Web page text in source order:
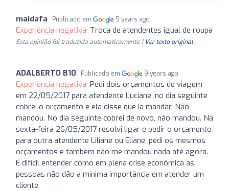
maidafa Publicado em 9 years ago
Experiência negativa: Troca de atendentes igual de roupa
Esta opinião foi traduzida automaticamente. | Ver texto original
ADALBERTO B10 Publicado em 9 years ago
Experiência negativa: Pedi dois orçamentos de viagem
em 22/05/2017 para atendente Luciane, no dia seguinte
cobrei o orçamento e ela disse que ia mandar. Não
mandou. No dia seguinte cobrei de novo, não mandou. Na
sexta-feira 26/05/2017 resolvi ligar e pedir o orçamento
para outra atendente Liliane ou Eliane, pedi os mesmos
orçamentos e também não me mandou nada até agora.
É difícil entender como em plena crise econômica as
pessoas não dão a minima importância em atender um
cliente.